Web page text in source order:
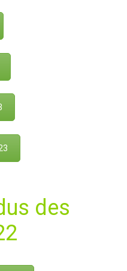
des